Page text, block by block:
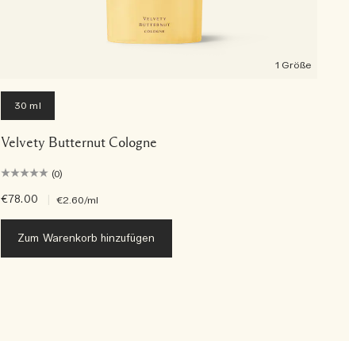
1 Größe
30 ml
Velvety Butternut Cologne
(0)
€78.00 €2.60/ml
Zum Warenkorb hinzufügen